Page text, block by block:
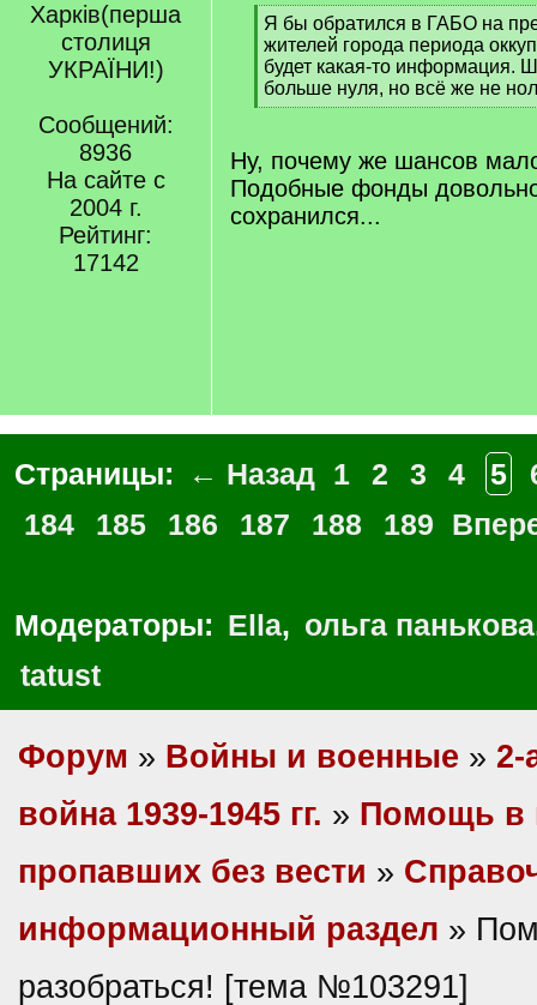
Харкiв(перша
столиця
УКРАЇНИ!)
Сообщений:
8936
На сайте с
2004 г.
Рейтинг:
17142
[
q
]
Я бы обратился в ГАБО на
жителей города периода
будет какая-то информация.
больше нуля, но всё же не
[
q
Ну, почему же шансов
Подобные фонды
сохранился...
Страницы: ← Назад 1 2 3 4 5
184
185 186 187 188 189
Модераторы: Ella, ольга панькова
tatust
Форум » Войны и военные » 2-
война 1939-1945 гг. » Помощь в
пропавших без вести »
информационный раздел »
разобраться! [тема №103291]